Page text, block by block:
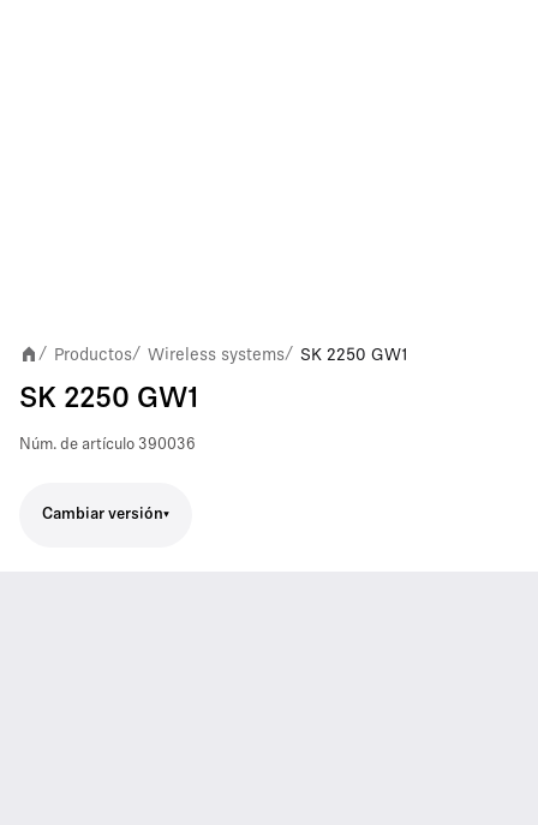
/ Productos/ Wireless systems/ SK 2250 GW1
SK 2250 GW1
Núm. de artículo 390036
Cambiar versión